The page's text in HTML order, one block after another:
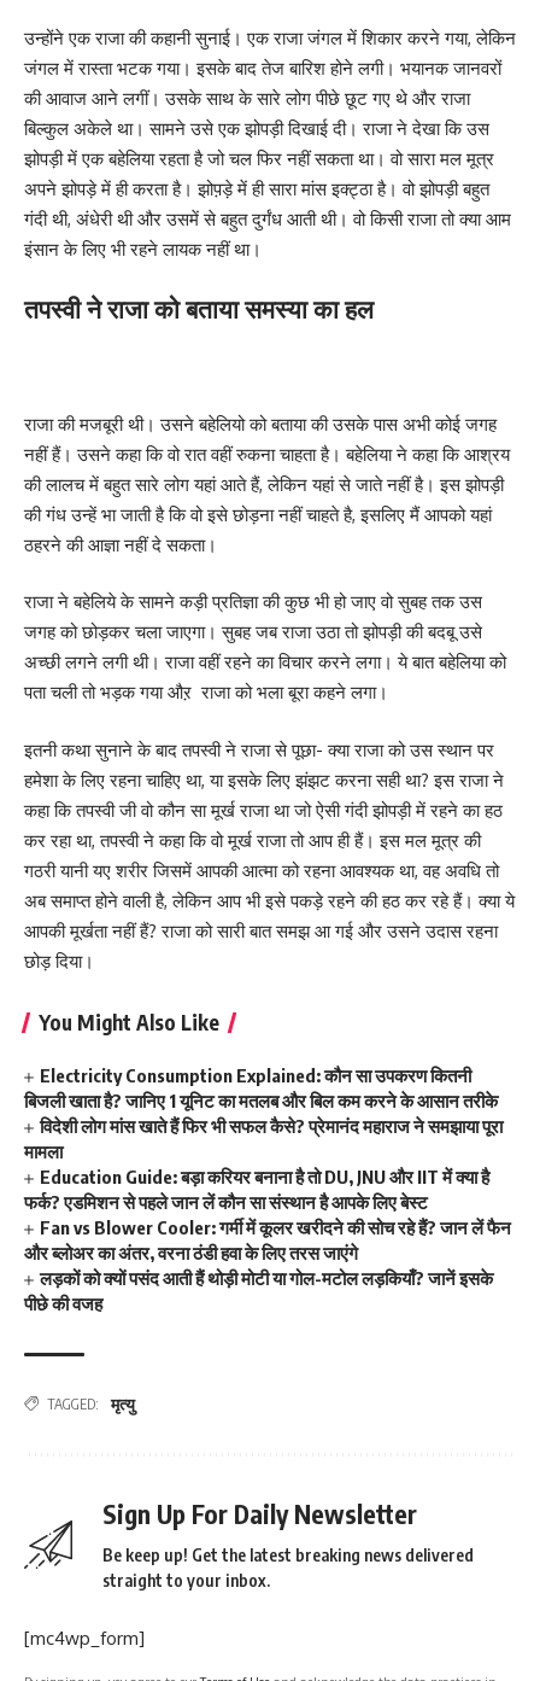
उन्होंने एक राजा की कहानी सुनाई। एक राजा जंगल में शिकार करने गया, लेकिन
जंगल में रास्ता भटक गया। इसके बाद तेज बारिश होने लगी। भयानक जानवरों
की आवाज आने लगीं। उसके साथ के सारे लोग पीछे छूट गए थे और राजा
बिल्कुल अकेले था। सामने उसे एक झोपड़ी दिखाई दी। राजा ने देखा कि उस
झोपड़ी में एक बहेलिया रहता है जो चल फिर नहीं सकता था। वो सारा मल मूत्र
अपने झोपड़े में ही करता है। झोप़ड़े में ही सारा मांस इक्ट्ठा है। वो झोपड़ी बहुत
गंदी थी, अंधेरी थी और उसमें से बहुत दुर्गंध आती थी। वो किसी राजा तो क्या आम
इंसान के लिए भी रहने लायक नहीं था।
तपस्वी ने राजा को बताया समस्या का हल
राजा की मजबूरी थी। उसने बहेलियो को बताया की उसके पास अभी कोई जगह
नहीं हैं। उसने कहा कि वो रात वहीं रुकना चाहता है। बहेलिया ने कहा कि आश्रय
की लालच में बहुत सारे लोग यहां आते हैं, लेकिन यहां से जाते नहीं है। इस झोपड़ी
की गंध उन्हें भा जाती है कि वो इसे छोड़ना नहीं चाहते है, इसलिए मैं आपको यहां
ठहरने की आज्ञा नहीं दे सकता।
राजा ने बहेलिये के सामने कड़ी प्रतिज्ञा की कुछ भी हो जाए वो सुबह तक उस
जगह को छोड़कर चला जाएगा। सुबह जब राजा उठा तो झोपड़ी की बदबू उसे
अच्छी लगने लगी थी। राजा वहीं रहने का विचार करने लगा। ये बात बहेलिया को
पता चली तो भड़क गया औऱ राजा को भला बूरा कहने लगा।
इतनी कथा सुनाने के बाद तपस्वी ने राजा से पूछा- क्या राजा को उस स्थान पर
हमेशा के लिए रहना चाहिए था, या इसके लिए झंझट करना सही था? इस राजा ने
कहा कि तपस्वी जी वो कौन सा मूर्ख राजा था जो ऐसी गंदी झोपड़ी में रहने का हठ
कर रहा था, तपस्वी ने कहा कि वो मूर्ख राजा तो आप ही हैं। इस मल मूत्र की
गठरी यानी यए शरीर जिसमें आपकी आत्मा को रहना आवश्यक था, वह अवधि तो
अब समाप्त होने वाली है, लेकिन आप भी इसे पकड़े रहने की हठ कर रहे हैं। क्या ये
आपकी मूर्खता नहीं हैं? राजा को सारी बात समझ आ गई और उसने उदास रहना
छोड़ दिया।
You Might Also Like
Electricity Consumption Explained: कौन सा उपकरण कितनी
बिजली खाता है? जानिए 1 यूनिट का मतलब और बिल कम करने के आसान तरीके
विदेशी लोग मांस खाते हैं फिर भी सफल कैसे? प्रेमानंद महाराज ने समझाया पूरा
मामला
Education Guide: बड़ा करियर बनाना है तो DU, JNU और IIT में क्या है
फर्क? एडमिशन से पहले जान लें कौन सा संस्थान है आपके लिए बेस्ट
Fan vs Blower Cooler: गर्मी में कूलर खरीदने की सोच रहे हैं? जान लें फैन
और ब्लोअर का अंतर, वरना ठंडी हवा के लिए तरस जाएंगे
लड़कों को क्यों पसंद आती हैं थोड़ी मोटी या गोल-मटोल लड़कियाँ? जानें इसके
पीछे की वजह
TAGGED: मृत्यु
Sign Up For Daily Newsletter
Be keep up! Get the latest breaking news delivered
straight to your inbox.
[mc4wp_form]